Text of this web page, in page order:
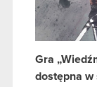
Gra
dostępna w